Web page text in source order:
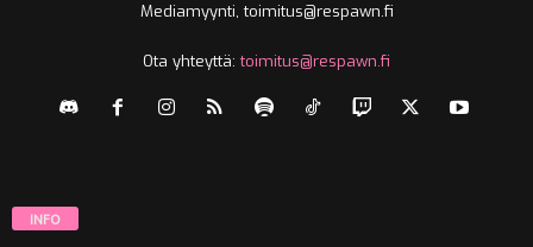
Mediamyynti, toimitus@respawn.fi
Ota yhteyttä:toimitus@respawn.fi
INFO